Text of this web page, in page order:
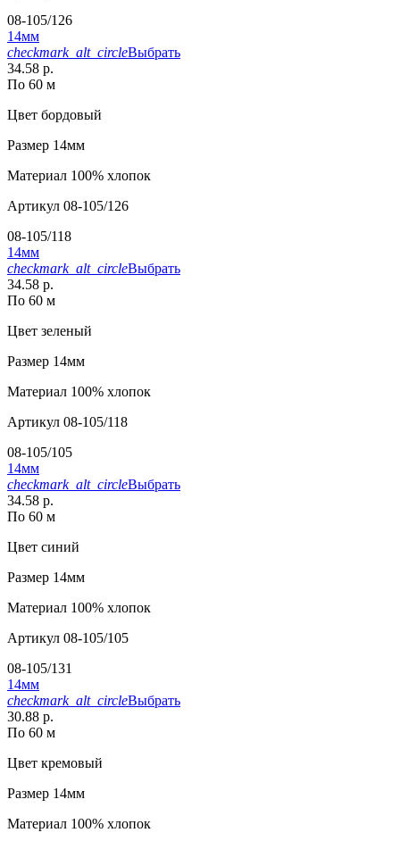
08-105/126
14мм
checkmark_alt_circleВыбрать
34.58 р.
По 60 м
Цвет бордовый
Размер 14мм
Материал 100% хлопок
Артикул 08-105/126
08-105/118
14мм
checkmark_alt_circleВыбрать
34.58 р.
По 60 м
Цвет зеленый
Размер 14мм
Материал 100% хлопок
Артикул 08-105/118
08-105/105
14мм
checkmark_alt_circleВыбрать
34.58 р.
По 60 м
Цвет синий
Размер 14мм
Материал 100% хлопок
Артикул 08-105/105
08-105/131
14мм
checkmark_alt_circleВыбрать
30.88 р.
По 60 м
Цвет кремовый
Размер 14мм
Материал 100% хлопок